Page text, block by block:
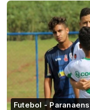
Futebol -